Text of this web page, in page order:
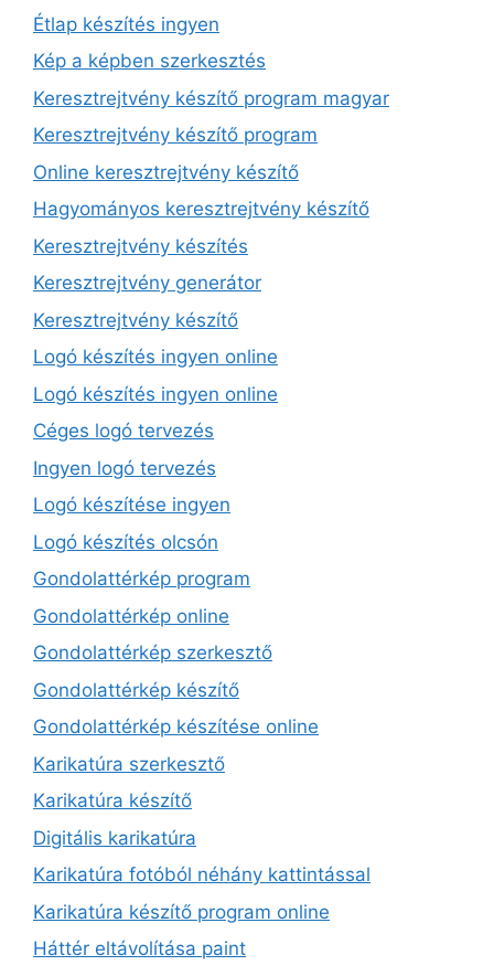
Étlap készítés ingyen
Kép a képben szerkesztés
Keresztrejtvény készítő program magyar
Keresztrejtvény készítő program
Online keresztrejtvény készítő
Hagyományos keresztrejtvény készítő
Keresztrejtvény készítés
Keresztrejtvény generátor
Keresztrejtvény készítő
Logó készítés ingyen online
Logó készítés ingyen online
Céges logó tervezés
Ingyen logó tervezés
Logó készítése ingyen
Logó készítés olcsón
Gondolattérkép program
Gondolattérkép online
Gondolattérkép szerkesztő
Gondolattérkép készítő
Gondolattérkép készítése online
Karikatúra szerkesztő
Karikatúra készítő
Digitális karikatúra
Karikatúra fotóból néhány kattintással
Karikatúra készítő program online
Háttér eltávolítása paint